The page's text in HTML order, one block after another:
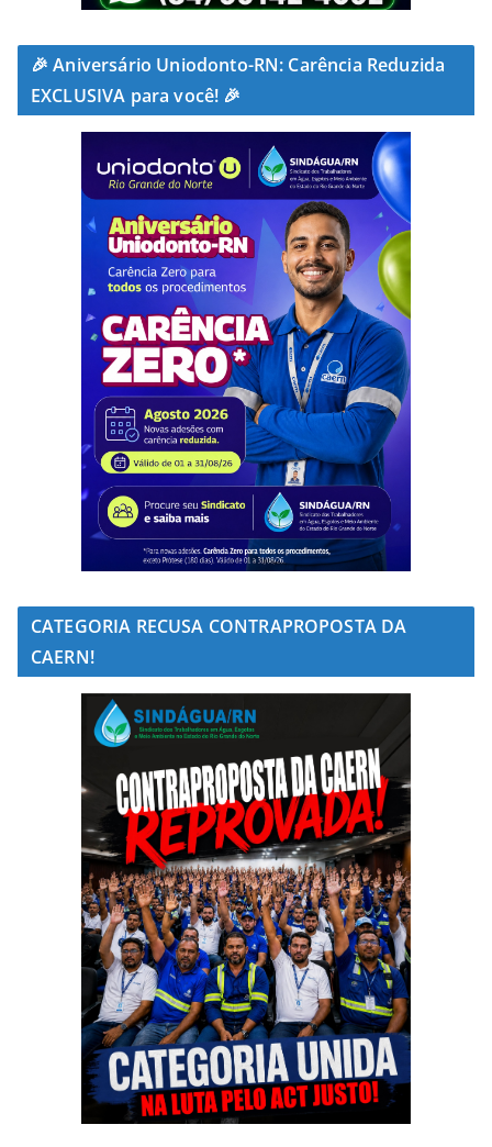
🎉 Aniversário Uniodonto-RN: Carência Reduzida
EXCLUSIVA para você! 🎉
CATEGORIA RECUSA CONTRAPROPOSTA DA
CAERN!